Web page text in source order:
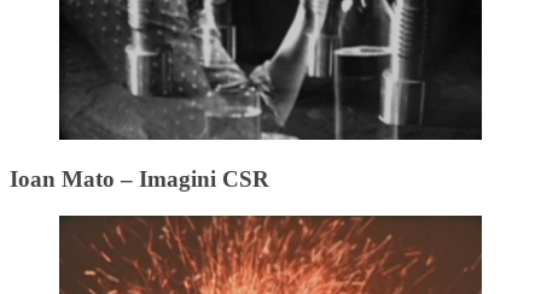
Ioan Mato – Imagini CSR